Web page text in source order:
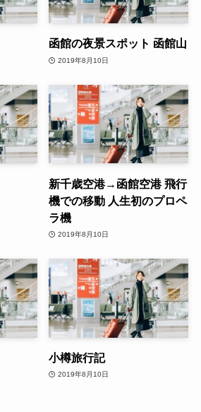
函館の夜景スポット 函館山
2019年8月10日
新千歳空港→函館空港 飛行
機での移動 人生初のプロペ
ラ機
2019年8月10日
小樽旅行記
2019年8月10日